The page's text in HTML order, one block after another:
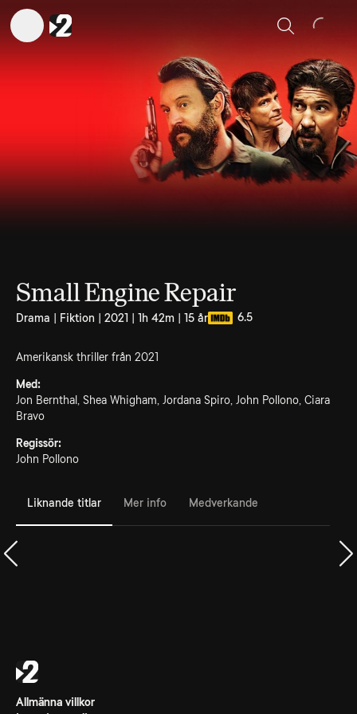
Sök
Small Engine Repair
Drama | Fiktion | 2021 | 1h 42m | 15 år 6.5
Amerikansk thriller från 2021
Med:
Jon Bernthal, Shea Whigham, Jordana Spiro, John Pollono, Ciara
Bravo
Regissör:
John Pollono
Liknande titlar Mer info Medverkande
Allmänna villkor